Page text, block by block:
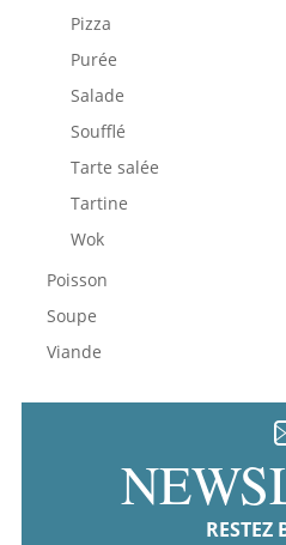
Pizza
Purée
Salade
Soufflé
Tarte salée
Tartine
Wok
Poisson
Soupe
Viande
RESTEZ